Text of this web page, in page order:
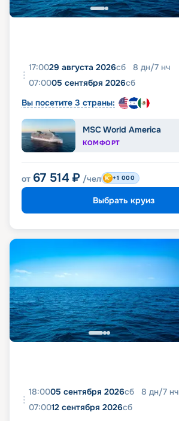
17:0029 августа 2026сб 8 дн/7 нч
07:0005 сентября 2026сб
Вы посетите 3 страны:
MSC World America
КОМФОРТ
от 67 514 ₽ /чел +1 000
Выбрать круиз
18:0005 сентября 2026сб 8 дн/7 нч
07:0012 сентября 2026сб